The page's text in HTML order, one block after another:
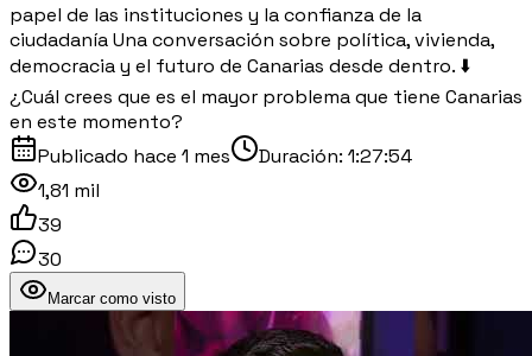
papel de las instituciones y la confianza de la
ciudadanía Una conversación sobre política, vivienda,
democracia y el futuro de Canarias desde dentro. ⬇️
¿Cuál crees que es el mayor problema que tiene Canarias
en este momento?
Publicado hace 1 mes Duración: 1:27:54
1,81 mil
39
30
Marcar como visto